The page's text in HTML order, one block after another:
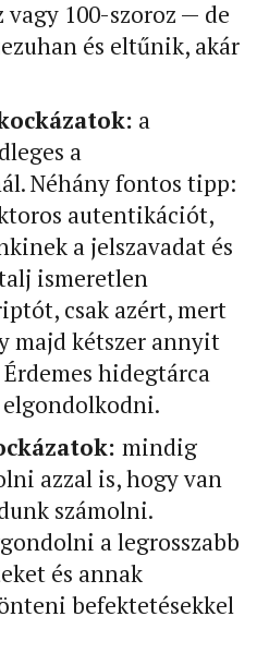
vagy 100-szoroz — de
és eltűnik, akár
a
a
Néhány fontos tipp:
autentikációt,
a jelszavadat és
ismeretlen
csak azért, mert
majd kétszer annyit
hidegtárca
mindig
azzal is, hogy van
számolni.
a legrosszabb
és annak
befektetésekkel